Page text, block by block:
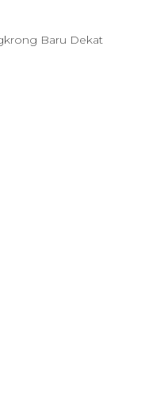
Baru Dekat